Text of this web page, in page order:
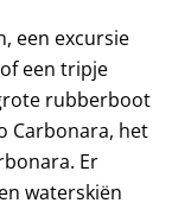
een excursie
een tripje
rubberboot
Carbonara, het
Er
waterskiën